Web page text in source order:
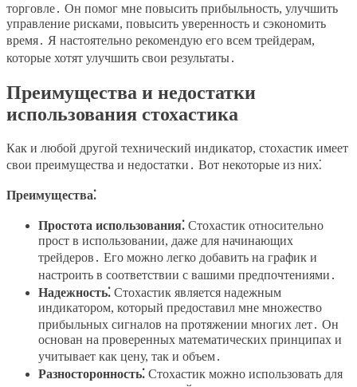
торговле․ Он помог мне повысить прибыльность, улучшить
управление рисками, повысить уверенность и сэкономить
время․ Я настоятельно рекомендую его всем трейдерам,
которые хотят улучшить свои результаты․
Преимущества и недостатки
использования стохастика
Как и любой другой технический индикатор, стохастик имеет
свои преимущества и недостатки․ Вот некоторые из них⁚
Преимущества⁚
Простота использования⁚ Стохастик относительно
прост в использовании, даже для начинающих
трейдеров․ Его можно легко добавить на график и
настроить в соответствии с вашими предпочтениями․
Надежность⁚ Стохастик является надежным
индикатором, который предоставил мне множество
прибыльных сигналов на протяжении многих лет․ Он
основан на проверенных математических принципах и
учитывает как цену, так и объем․
Разносторонность⁚ Стохастик можно использовать для